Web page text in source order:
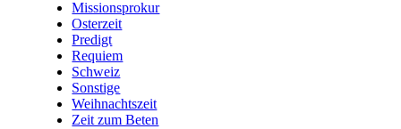
Missionsprokur
Osterzeit
Predigt
Requiem
Schweiz
Sonstige
Weihnachtszeit
Zeit zum Beten